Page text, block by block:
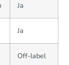
Ja
Ja
Off-label